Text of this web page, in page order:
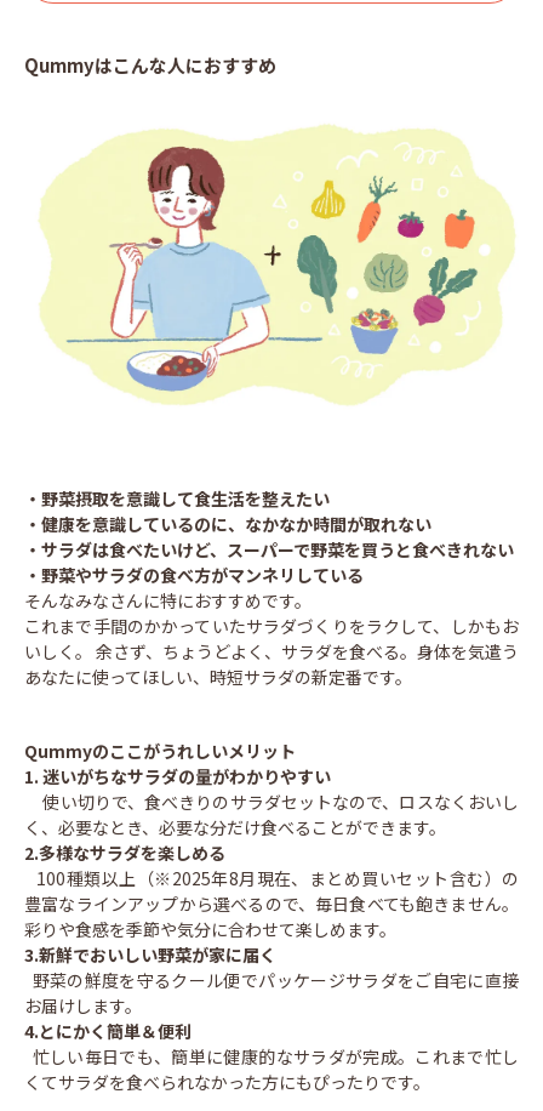
Qummyはこんな人におすすめ
・野菜摂取を意識して食生活を整えたい
・健康を意識しているのに、なかなか時間が取れない
・サラダは食べたいけど、スーパーで野菜を買うと食べきれない
・野菜やサラダの食べ方がマンネリしている
そんなみなさんに特におすすめです。
これまで手間のかかっていたサラダづくりをラクして、しかもお
いしく。 余さず、ちょうどよく、サラダを食べる。身体を気遣う
あなたに使ってほしい、時短サラダの新定番です。
Qummyのここがうれしいメリット
1. 迷いがちなサラダの量がわかりやすい
使い切りで、食べきりのサラダセットなので、ロスなくおいし
く、必要なとき、必要な分だけ食べることができます。
2.多様なサラダを楽しめる
100種類以上（※2025年8月現在、まとめ買いセット含む）の
豊富なラインアップから選べるので、毎日食べても飽きません。
彩りや食感を季節や気分に合わせて楽しめます。
3.新鮮でおいしい野菜が家に届く
野菜の鮮度を守るクール便でパッケージサラダをご自宅に直接
お届けします。
4.とにかく簡単＆便利
忙しい毎日でも、簡単に健康的なサラダが完成。これまで忙し
くてサラダを食べられなかった方にもぴったりです。